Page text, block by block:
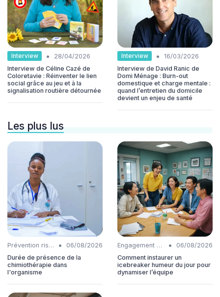
Interview •
28/04/2026
Interview de Céline Cazé de
Coloretavie : Réinventer le lien
social grâce au jeu et à la
signalisation routière détournée
Interview •
16/03/2026
Interview de David Ranic de
Domi Ménage : Burn-out
domestique et charge mentale :
quand l’entretien du domicile
devient un enjeu de santé
Les plus lus
Prévention risques •
06/08/2026
Durée de présence de la
chimiothérapie dans
l'organisme
Engagement collaborateurs •
06/08/2026
Comment instaurer un
icebreaker humeur du jour pour
dynamiser l’équipe